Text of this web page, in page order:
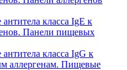
класса IgE к
Панели пищевых
класса IgG к
аллергенам. Пищевые